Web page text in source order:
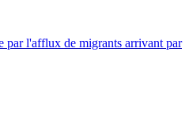
par l'afflux de migrants arrivant par